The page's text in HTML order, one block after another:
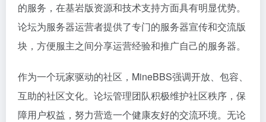
的服务，在基岩版资源和技术支持方面具有明显优势。
论坛为服务器运营者提供了专门的服务器宣传和交流版
块，方便服主之间分享运营经验和推广自己的服务器。
作为一个玩家驱动的社区，MineBBS强调开放、包容、
互助的社区文化。论坛管理团队积极维护社区秩序，保
障用户权益，努力营造一个健康友好的交流环境。无论